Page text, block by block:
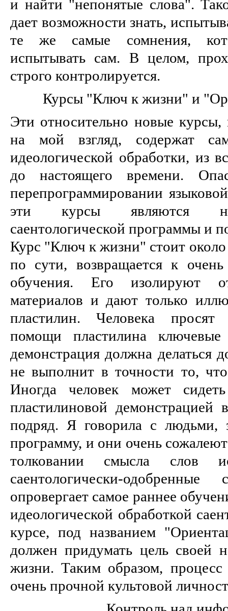
и найти "непонятые слова".
дает возможности знать,
те же самые сомнения,
испытывать сам. В целом,
строго контролируется.
Курсы "Ключ к жизни" и
Эти относительно новые
на мой взгляд, содержат
идеологической обработки, из
до настоящего времени.
перепрограммировании
эти курсы являются
саентологической программы и
Курс "Ключ к жизни" стоит
по сути, возвращается к
обучения. Его изолируют
материалов и дают только
пластилин. Человека просят
помощи пластилина ключевые
демонстрация должна делаться
не выполнит в точности то,
Иногда человек может
пластилиновой демонстрацией
подряд. Я говорила с людьми,
программу, и они очень
толковании смысла слов
саентологически-
опровергает самое раннее
идеологической обработкой
курсе, под названием
должен придумать цель своей
жизни. Таким образом, процесс
очень прочной культовой